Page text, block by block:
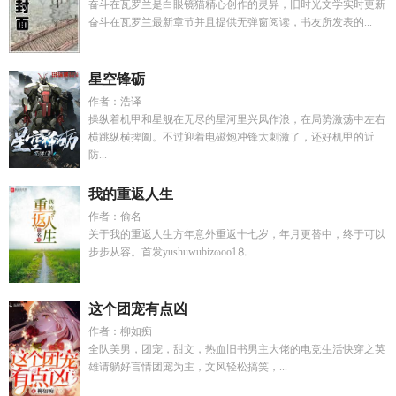
奋斗在瓦罗兰是白眼镜猫精心创作的灵异，旧时光文学实时更新
奋斗在瓦罗兰最新章节并且提供无弹窗阅读，书友所发表的...
星空锋砺
作者：浩译
操纵着机甲和星舰在无尽的星河里兴风作浪，在局势激荡中左右
横跳纵横捭阖。不过迎着电磁炮冲锋太刺激了，还好机甲的近
防...
我的重返人生
作者：偷名
关于我的重返人生方年意外重返十七岁，年月更替中，终于可以
步步从容。首发yushuwubizωoо1⒏...
这个团宠有点凶
作者：柳如痴
全队美男，团宠，甜文，热血旧书男主大佬的电竞生活快穿之英
雄请躺好言情团宠为主，文风轻松搞笑，...